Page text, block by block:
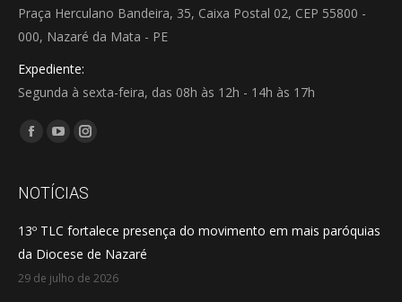
Praça Herculano Bandeira, 35, Caixa Postal 02, CEP 55800 -
000, Nazaré da Mata - PE
Expediente:
Segunda à sexta-feira, das 08h às 12h - 14h às 17h
Encontre-nos em:
Facebook
opens
new
window
YouTube
opens
new
window
Instagram
opens
new
window
NOTÍCIAS
13º TLC fortalece presença do movimento em mais paróquias
da Diocese de Nazaré
29 de julho de 2026